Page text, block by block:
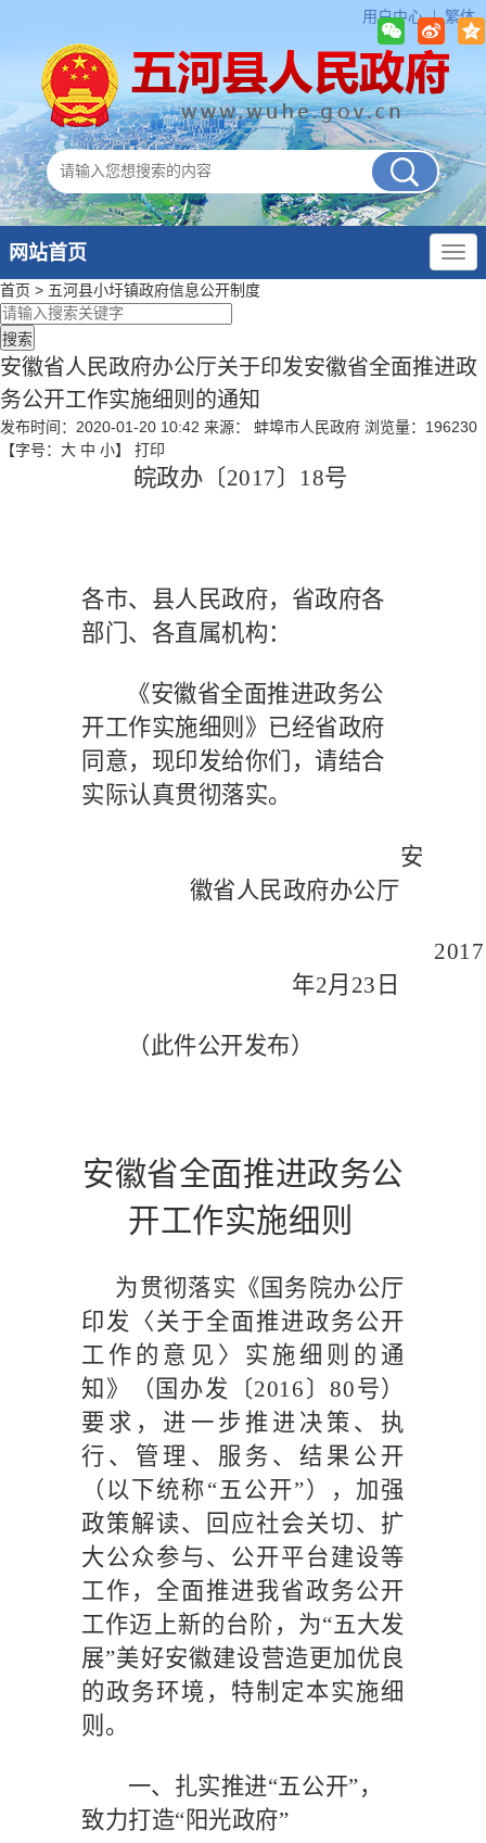
用户中心 繁体
网站首页
首页 > 五河县小圩镇政府信息公开制度
安徽省人民政府办公厅关于印发安徽省全面推进政
务公开工作实施细则的通知
发布时间：2020-01-20 10:42 来源： 蚌埠市人民政府 浏览量： 196230
【字号： 大 中 小】 打印
皖政办〔2017〕 18号
各市、县人民政府，省政府各
部门、各直属机构：
《安徽省全面推进政务公
开工作实施细则》已经省政府
同意，现印发给你们，请结合
实际认真贯彻落实。
安
徽省人民政府办公厅
2017
年2月 23 日
（此件公开发布）
安徽省全面推进政务公
开工作实施细则
为贯彻落实《国务院办公厅
印发〈关于全面推进政务公开
工作的意见〉实施细则的通
知》（国办发〔2016 〕80号）
要求，进一步推进决策、执
行、管理、服务、结果公开
（以下统称“五公开”），加强
政策解读、回应社会关切、扩
大公众参与、公开平台建设等
工作，全面推进我省政务公开
工作迈上新的台阶，为“五大发
展”美好安徽建设营造更加优良
的政务环境，特制定本实施细
则。
一、扎实推进“五公开”，
致力打造“阳光政府”